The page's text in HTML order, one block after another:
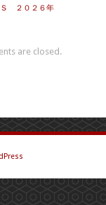
Ｓ ２０２６年
are closed.